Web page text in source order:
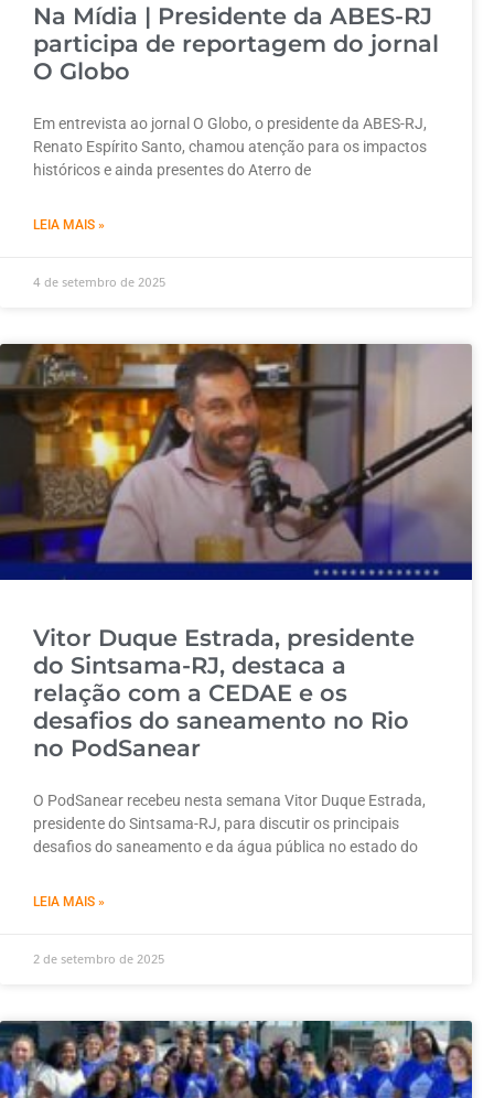
Na Mídia | Presidente da ABES-RJ
participa de reportagem do jornal
O Globo
Em entrevista ao jornal O Globo, o presidente da ABES-RJ,
Renato Espírito Santo, chamou atenção para os impactos
históricos e ainda presentes do Aterro de
LEIA MAIS »
4 de setembro de 2025
Vitor Duque Estrada, presidente
do Sintsama-RJ, destaca a
relação com a CEDAE e os
desafios do saneamento no Rio
no PodSanear
O PodSanear recebeu nesta semana Vitor Duque Estrada,
presidente do Sintsama-RJ, para discutir os principais
desafios do saneamento e da água pública no estado do
LEIA MAIS »
2 de setembro de 2025